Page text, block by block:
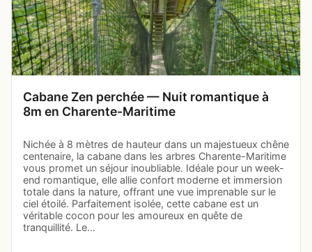
Cabane Zen perchée — Nuit romantique à
8m en Charente-Maritime
Nichée à 8 mètres de hauteur dans un majestueux chêne
centenaire, la cabane dans les arbres Charente-Maritime
vous promet un séjour inoubliable. Idéale pour un week-
end romantique, elle allie confort moderne et immersion
totale dans la nature, offrant une vue imprenable sur le
ciel étoilé. Parfaitement isolée, cette cabane est un
véritable cocon pour les amoureux en quête de
tranquillité. Le…